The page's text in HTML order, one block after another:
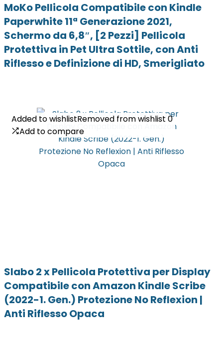
MoKo Pellicola Compatibile con Kindle
Paperwhite 11ª Generazione 2021,
Schermo da 6,8″, [2 Pezzi] Pellicola
Protettiva in Pet Ultra Sottile, con Anti
Riflesso e Definizione di HD, Smerigliato
Added to wishlistRemoved from wishlist 0
Add to compare
Slabo 2 x Pellicola Protettiva per Display
Compatibile con Amazon Kindle Scribe
(2022-1. Gen.) Protezione No Reflexion |
Anti Riflesso Opaca
Added to wishlistRemoved from wishlist 0
Add to compare